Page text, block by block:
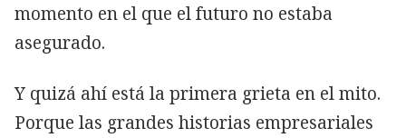
momento en el que el futuro no estaba
asegurado.
Y quizá ahí está la primera grieta en el mito.
Porque las grandes historias empresariales